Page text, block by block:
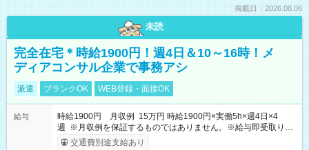
掲載日：2026.08.06
未読
完全在宅＊時給1900円！週4日＆10～16時！メ
ディアコンサル企業で事務アシ
派遣 ブランクOK WEB登録・面接OK
給与
時給1900円 月収例 15万円 時給1900円×実働5h×週4日×4
週 ※月収例を保証するものではありません。※給与即受取りサ
ービス利用可（利用条件有）
交通費別途支給あり